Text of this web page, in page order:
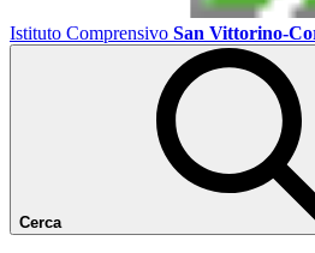
Istituto Comprensivo San Vittorino-
Cerca